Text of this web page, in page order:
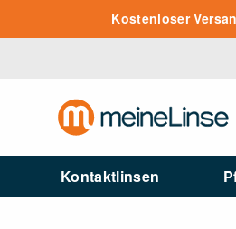
Zum Hauptinhalt springen
Kostenloser
Kontaktlinsen